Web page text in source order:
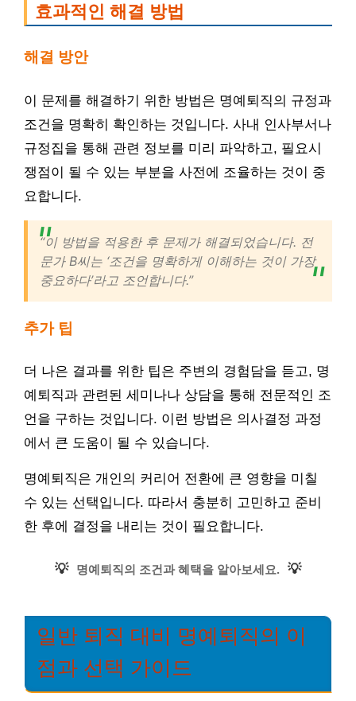
효과적인 해결 방법
해결 방안
이 문제를 해결하기 위한 방법은 명예퇴직의 규정과
조건을 명확히 확인하는 것입니다. 사내 인사부서나
규정집을 통해 관련 정보를 미리 파악하고, 필요시
쟁점이 될 수 있는 부분을 사전에 조율하는 것이 중
요합니다.
“이 방법을 적용한 후 문제가 해결되었습니다. 전
문가 B씨는 ‘조건을 명확하게 이해하는 것이 가장
중요하다’라고 조언합니다.”
추가 팁
더 나은 결과를 위한 팁은 주변의 경험담을 듣고, 명
예퇴직과 관련된 세미나나 상담을 통해 전문적인 조
언을 구하는 것입니다. 이런 방법은 의사결정 과정
에서 큰 도움이 될 수 있습니다.
명예퇴직은 개인의 커리어 전환에 큰 영향을 미칠
수 있는 선택입니다. 따라서 충분히 고민하고 준비
한 후에 결정을 내리는 것이 필요합니다.
💡 명예퇴직의 조건과 혜택을 알아보세요. 💡
일반 퇴직 대비 명예퇴직의 이
점과 선택 가이드